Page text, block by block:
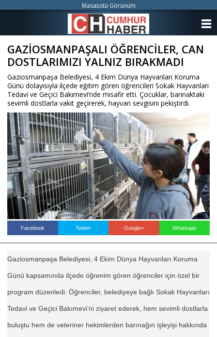
GAZİOSMANPAŞALI ÖĞRENCİLER, CAN
DOSTLARIMIZI YALNIZ BIRAKMADI
Gaziosmanpaşa Belediyesi, 4 Ekim Dünya Hayvanları Koruma
Günü dolayısıyla ilçede eğitim gören öğrencileri Sokak Hayvanları
Tedavi ve Geçici Bakımevi’nde misafir etti. Çocuklar, barınaktaki
sevimli dostlarla vakit geçirerek, hayvan sevgisini pekiştirdi.
Facebook Twitter Google+ Whatsapp
Gaziosmanpaşa Belediyesi, 4 Ekim Dünya Hayvanları Koruma
Günü kapsamında ilçede öğrenim gören öğrenciler için özel bir
program düzenledi. Öğrenciler, belediyeye bağlı Sokak Hayvanları
Tedavi ve Geçici Bakımevi’ni ziyaret ederek, hem sevimli dostlarla
buluştu hem de veteriner hekimlerden barınağın işleyişi hakkında
Masaüstü Görünüm
KATEGORİLER
ANKETLER
VİDEO GALERİ
KÜNYE
İLETİŞİM